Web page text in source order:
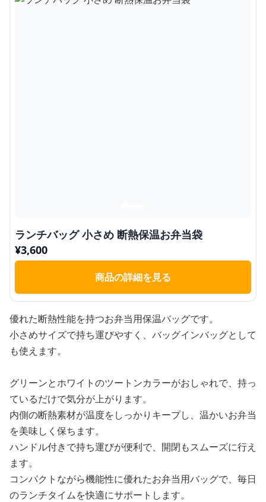
ランチバッグ 小さめ 断熱保温お弁当袋
¥3,600
商品の詳細を見る
優れた断熱性能を持つお弁当用保温バッグです。
小さめサイズで持ち運びやすく、バッグインバッグとして
も使えます。
グリーンとホワイトのツートンカラーがおしゃれで、持っ
ているだけで気分が上がります。
内側の断熱素材が温度をしっかりキープし、温かいお弁当
を美味しく保ちます。
ハンドル付きで持ち運びが便利で、開閉もスムーズに行え
ます。
コンパクトながら機能性に優れたお弁当用バッグで、毎日
のランチタイムを快適にサポートします。